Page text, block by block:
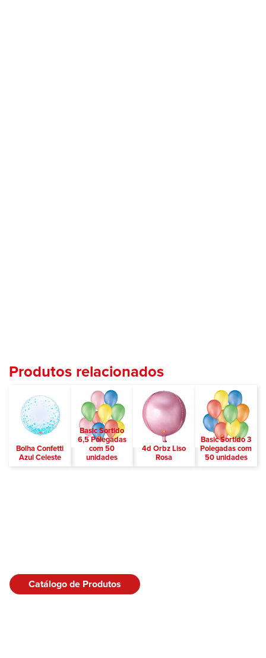
Produtos relacionados
Bolha Confetti
Azul Celeste
Basic Sortido
6,5 Polegadas
com 50
unidades
4d Orbz Liso
Rosa
Basic Sortido 3
Polegadas com
50 unidades
Catálogo de Produtos